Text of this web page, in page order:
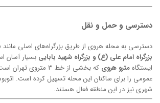
دسترسی و حمل و نقل
دسترسی به محله هروی از طریق بزرگراه‌های اصلی مانند
بزرگراه امام علی (ع) و بزرگراه شهید بابایی بسیار
ایستگاهمترو هروی
که بخشی از خط ۳ متروی
عمومی را برای ساکنان این محله تسهیل کرده است.
شهری نیز در این منطقه فعال هستند.